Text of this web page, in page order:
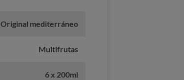
Original mediterráneo
Multifrutas
6 x 200ml